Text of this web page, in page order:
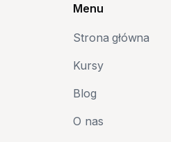
Menu
Strona główna
Kursy
Blog
O nas